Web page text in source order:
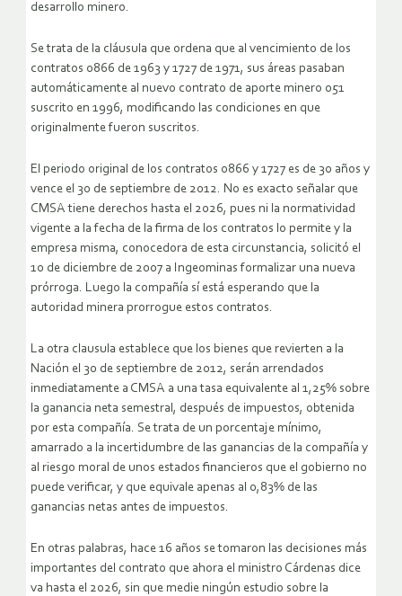
desarrollo minero.
Se trata de la cláusula que ordena que al vencimiento de los
contratos 0866 de 1963 y 1727 de 1971, sus áreas pasaban
automáticamente al nuevo contrato de aporte minero 051
suscrito en 1996, modificando las condiciones en que
originalmente fueron suscritos.
El periodo original de los contratos 0866 y 1727 es de 30 años y
vence el 30 de septiembre de 2012. No es exacto señalar que
CMSA tiene derechos hasta el 2026, pues ni la normatividad
vigente a la fecha de la firma de los contratos lo permite y la
empresa misma, conocedora de esta circunstancia, solicitó el
10 de diciembre de 2007 a Ingeominas formalizar una nueva
prórroga. Luego la compañía sí está esperando que la
autoridad minera prorrogue estos contratos.
La otra clausula establece que los bienes que revierten a la
Nación el 30 de septiembre de 2012, serán arrendados
inmediatamente a CMSA a una tasa equivalente al 1,25% sobre
la ganancia neta semestral, después de impuestos, obtenida
por esta compañía. Se trata de un porcentaje mínimo,
amarrado a la incertidumbre de las ganancias de la compañía y
al riesgo moral de unos estados financieros que el gobierno no
puede verificar, y que equivale apenas al 0,83% de las
ganancias netas antes de impuestos.
En otras palabras, hace 16 años se tomaron las decisiones más
importantes del contrato que ahora el ministro Cárdenas dice
va hasta el 2026, sin que medie ningún estudio sobre la